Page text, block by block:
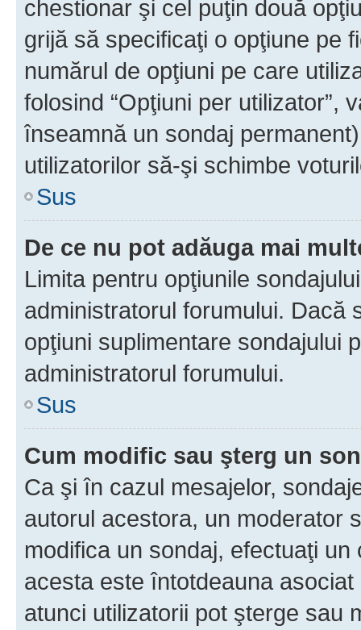
chestionar şi cel puţin două
grijă să specificaţi o opţiune pe
numărul de opţiuni pe care
folosind “Opţiuni per utilizator”,
înseamnă un sondaj
utilizatorilor să-şi schimbe
Sus
De ce nu pot adăuga mai
Limita pentru opţiunile
administratorul forumului. Dacă
opţiuni suplimentare sondajului
administratorul forumului.
Sus
Cum modific sau şterg un
Ca şi în cazul mesajelor,
autorul acestora, un moderator
modifica un sondaj, efectuaţi
acesta este întotdeauna
atunci utilizatorii pot şterge sau